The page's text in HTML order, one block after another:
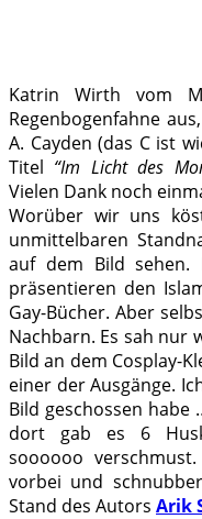
Katrin Wirth vom
Regenbogenfahne
A. Cayden (das C ist
Titel “Im Licht des
Vielen Dank noch
Worüber wir uns
unmittelbaren
auf dem Bild sehen.
präsentieren den
Gay-Bücher. Aber
Nachbarn. Es sah nur
Bild an dem Cosplay-
einer der Ausgänge.
Bild geschossen
dort gab es 6
soooooo
vorbei und
Stand des Autors Arik